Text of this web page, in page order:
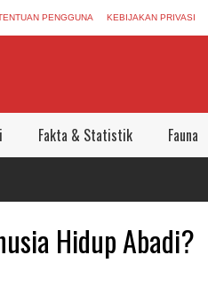
PENGGUNA KEBIJAKAN PRIVASI
Fakta & Statistik Fauna
Hidup Abadi?